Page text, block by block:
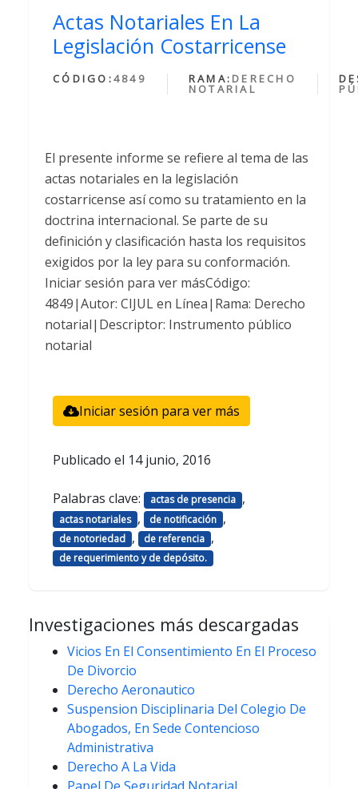
Actas Notariales En La
Legislación Costarricense
CÓDIGO:4849 RAMA: DERECHO
NOTARIAL
El presente informe se refiere al tema de las
actas notariales en la legislación
costarricense así como su tratamiento en la
doctrina internacional. Se parte de su
definición y clasificación hasta los requisitos
exigidos por la ley para su conformación.
Iniciar sesión para ver másCódigo:
4849|Autor: CIJUL en Línea|Rama: Derecho
notarial|Descriptor: Instrumento público
notarial
Iniciar sesión para ver más
Publicado el 14 junio, 2016
Palabras clave: actas de presencia ,
actas notariales , de notificación ,
de notoriedad , de referencia ,
de requerimiento y de depósito.
Investigaciones más descargadas
Vicios En El Consentimiento En El Proceso
De Divorcio
Derecho Aeronautico
Suspension Disciplinaria Del Colegio De
Abogados, En Sede Contencioso
Administrativa
Derecho A La Vida